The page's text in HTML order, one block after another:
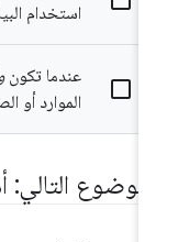
استخدام البيانات.
عندما تكون
الموارد أو
التالي: